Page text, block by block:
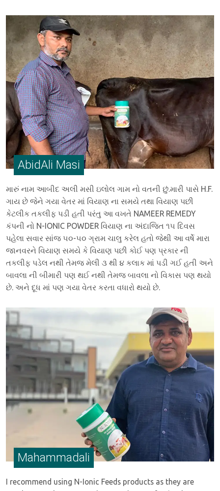
AbidAli Masi
મારું નામ આબીદ અલી મસી ઇલોલ ગામ નો વતની છું.મારી પાસે H.F.
ગાય છે જેને ગયા વેતર માં વિયાણ ના સમયે તથા વિયાણ પછી
કેટલીક તકલીફ પડી હતી પરંતુ આ વખતે NAMEER REMEDY
કંપની નો N-IONIC POWDER વિયાણ ના અંદાજિત ૧૫ દિવસ
પહેલા સવાર સાંજ ૫૦-૫૦ ગ્રામ ચાલુ કરેલ હતો જેથી આ વર્ષે મારા
જાનવરને વિયાણ સમયે કે વિયાણ પછી કોઈ પણ પ્રકાર ની
તકલીફ પડેલ નથી તેમજ મેલી ૩ થી ૪ કલાક માં પડી ગઈ હતી અને
બાવલા ની બીમારી પણ થઈ નથી તેમજ બાવલા નો વિકાસ પણ થયો
છે. અને દૂધ માં પણ ગયા વેતર કરતા વધારો થયો છે.
Mahammadali
I recommend using N-Ionic Feeds products as they are